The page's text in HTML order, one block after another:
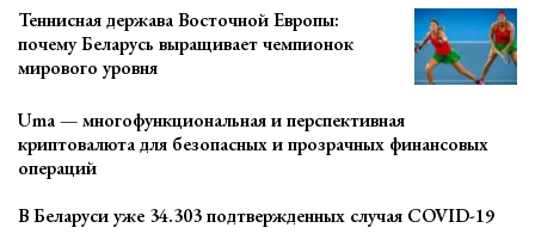
Теннисная держава Восточной Европы:
почему Беларусь выращивает чемпионок
мирового уровня
Uma — многофункциональная и перспективная
криптовалюта для безопасных и прозрачных финансовых
операций
В Беларуси уже 34.303 подтвержденных случая COVID-19